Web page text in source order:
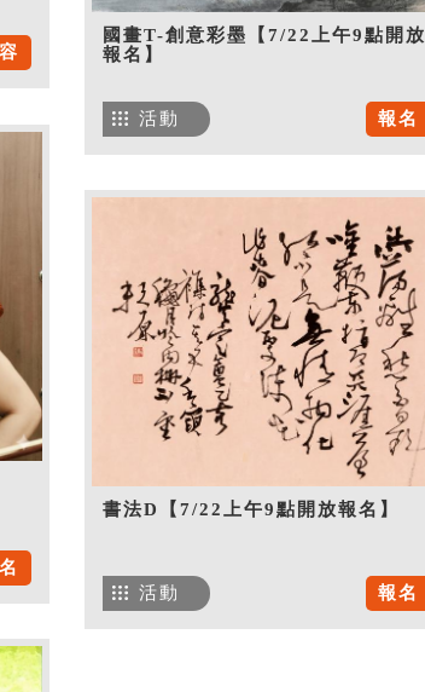
國畫T-創意彩墨【7/22上午9點開放
報名】
報名
活動
書法D【7/22上午9點開放報名】
報名
活動